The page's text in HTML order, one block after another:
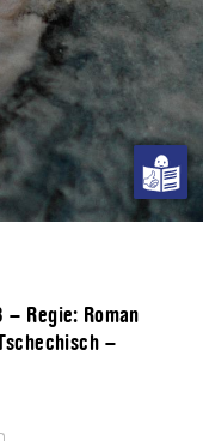
Regie: Roman
–